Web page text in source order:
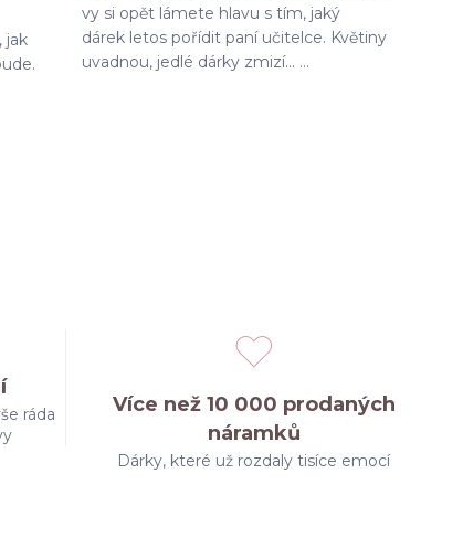
jak
vy si opět lámete hlavu s tím, jaký
dárek letos pořídit paní učitelce. Květiny
uvadnou, jedlé dárky zmizí... ...
ráda
Více než 10 000 prodaných
náramků
Dárky, které už rozdaly tisíce emocí